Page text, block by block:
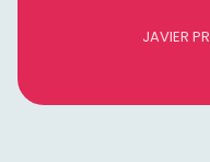
JAVIER